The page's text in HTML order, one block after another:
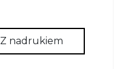
Z nadrukiem